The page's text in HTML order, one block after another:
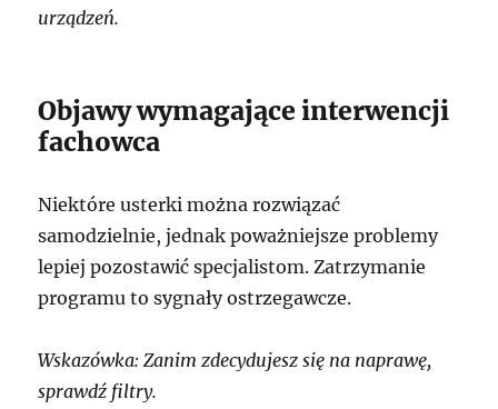
urządzeń.
Objawy wymagające interwencji
fachowca
Niektóre usterki można rozwiązać
samodzielnie, jednak poważniejsze problemy
lepiej pozostawić specjalistom. Zatrzymanie
programu to sygnały ostrzegawcze.
Wskazówka: Zanim zdecydujesz się na naprawę,
sprawdź filtry.